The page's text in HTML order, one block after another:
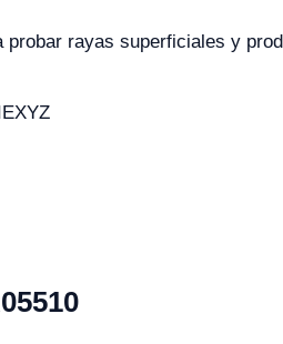
probar rayas superficiales y